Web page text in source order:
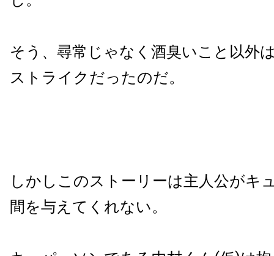
そう、尋常じゃなく酒臭いこと以外
ストライクだったのだ。
しかしこのストーリーは主人公がキ
間を与えてくれない。